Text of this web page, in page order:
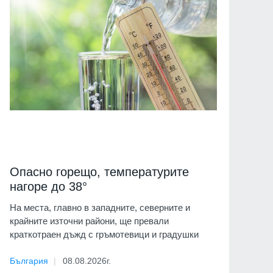
Опасно горещо, температурите
нагоре до 38°
На места, главно в западните, северните и
крайните източни райони, ще превали
краткотраен дъжд с гръмотевици и градушки
България 08.08.2026г.